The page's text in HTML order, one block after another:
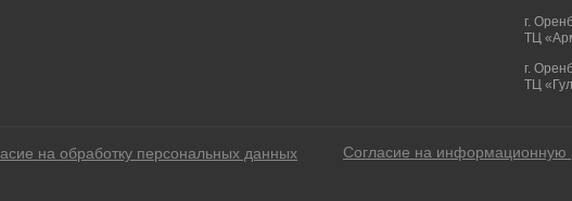
Согласие на информационную
на обработку персональных данных
г.
ТЦ
г.
ТЦ